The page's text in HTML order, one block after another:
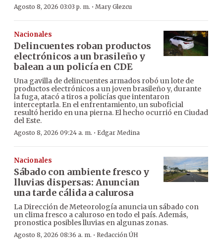
Agosto 8, 2026 03:03 p. m. · Mary Glezcu
Nacionales
Delincuentes roban productos
electrónicos a un brasileño y
balean a un policía en CDE
Una gavilla de delincuentes armados robó un lote de
productos electrónicos a un joven brasileño y, durante
la fuga, atacó a tiros a policías que intentaron
interceptarla. En el enfrentamiento, un suboficial
resultó herido en una pierna. El hecho ocurrió en Ciudad
del Este.
Agosto 8, 2026 09:24 a. m. · Edgar Medina
Nacionales
Sábado con ambiente fresco y
lluvias dispersas: Anuncian
una tarde cálida a calurosa
La Dirección de Meteorología anuncia un sábado con
un clima fresco a caluroso en todo el país. Además,
pronostica posibles lluvias en algunas zonas.
Agosto 8, 2026 08:36 a. m. · Redacción ÚH